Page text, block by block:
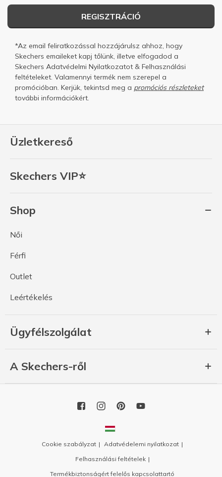
Üzletkereső
Skechers VIP⭐
Shop
Női
Férfi
Outlet
Leértékelés
Ügyfélszolgálat
A Skechers-ről
REGISZTRÁCIÓ
*Az email feliratkozással hozzájárulsz ahhoz, hogy
Skechers emaileket kapj tőlünk, illetve elfogadod a
Skechers Adatvédelmi Nyilatkozatot & Felhasználási
feltételeket. Valamennyi termék nem szerepel a
promócióban. Kerjük, tekintsd meg a promóciós részleteket
további információkért.
Cookie szabályzat
Adatvédelemi nyilatkozat
Felhasználási feltételek
Termékbiztonságért felelős kapcsolattartó